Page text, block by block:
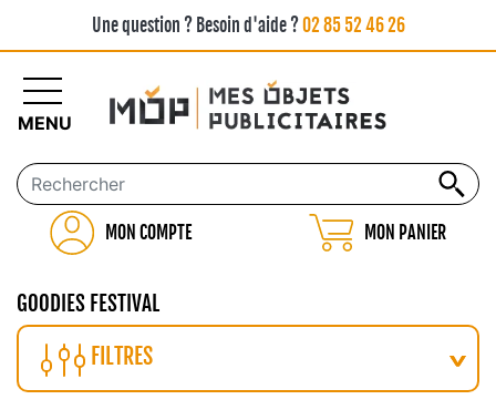
Une question ? Besoin d'aide ?02 85 52 46 26
MON COMPTE MON PANIER
MENU
GOODIES FESTIVAL
FILTRES